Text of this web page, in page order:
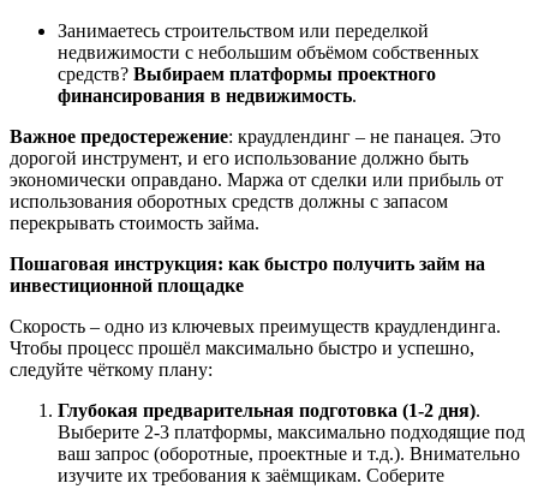
Занимаетесь строительством или переделкой
недвижимости с небольшим объёмом собственных
средств? Выбираем платформы проектного
финансирования в недвижимость.
Важное предостережение: краудлендинг – не панацея. Это
дорогой инструмент, и его использование должно быть
экономически оправдано. Маржа от сделки или прибыль от
использования оборотных средств должны с запасом
перекрывать стоимость займа.
Пошаговая инструкция: как быстро получить займ на
инвестиционной площадке
Скорость – одно из ключевых преимуществ краудлендинга.
Чтобы процесс прошёл максимально быстро и успешно,
следуйте чёткому плану:
Глубокая предварительная подготовка (1-2 дня).
Выберите 2-3 платформы, максимально подходящие под
ваш запрос (оборотные, проектные и т.д.). Внимательно
изучите их требования к заёмщикам. Соберите